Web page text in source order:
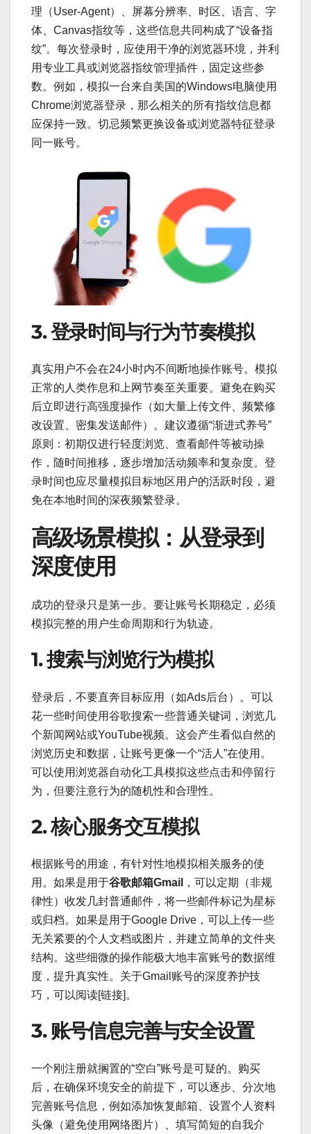
理（User-Agent）、屏幕分辨率、时区、语言、字
体、Canvas指纹等，这些信息共同构成了“设备指
纹”。每次登录时，应使用干净的浏览器环境，并利
用专业工具或浏览器指纹管理插件，固定这些参
数。例如，模拟一台来自美国的Windows电脑使用
Chrome浏览器登录，那么相关的所有指纹信息都
应保持一致。切忌频繁更换设备或浏览器特征登录
同一账号。
3. 登录时间与行为节奏模拟
真实用户不会在24小时内不间断地操作账号。模拟
正常的人类作息和上网节奏至关重要。避免在购买
后立即进行高强度操作（如大量上传文件、频繁修
改设置、密集发送邮件）。建议遵循“渐进式养号”
原则：初期仅进行轻度浏览、查看邮件等被动操
作，随时间推移，逐步增加活动频率和复杂度。登
录时间也应尽量模拟目标地区用户的活跃时段，避
免在本地时间的深夜频繁登录。
高级场景模拟：从登录到
深度使用
成功的登录只是第一步。要让账号长期稳定，必须
模拟完整的用户生命周期和行为轨迹。
1. 搜索与浏览行为模拟
登录后，不要直奔目标应用（如Ads后台）。可以
花一些时间使用谷歌搜索一些普通关键词，浏览几
个新闻网站或YouTube视频。这会产生看似自然的
浏览历史和数据，让账号更像一个“活人”在使用。
可以使用浏览器自动化工具模拟这些点击和停留行
为，但要注意行为的随机性和合理性。
2. 核心服务交互模拟
根据账号的用途，有针对性地模拟相关服务的使
用。如果是用于谷歌邮箱Gmail
，可以定期（非规
律性）收发几封普通邮件，将一些邮件标记为星标
或归档。如果是用于Google Drive，可以上传一些
无关紧要的个人文档或图片，并建立简单的文件夹
结构。这些细微的操作能极大地丰富账号的数据维
度，提升真实性。关于Gmail账号的深度养护技
巧，可以阅读[链接]。
3. 账号信息完善与安全设置
一个刚注册就搁置的“空白”账号是可疑的。购买
后，在确保环境安全的前提下，可以逐步、分次地
完善账号信息，例如添加恢复邮箱、设置个人资料
头像（避免使用网络图片）、填写简短的自我介